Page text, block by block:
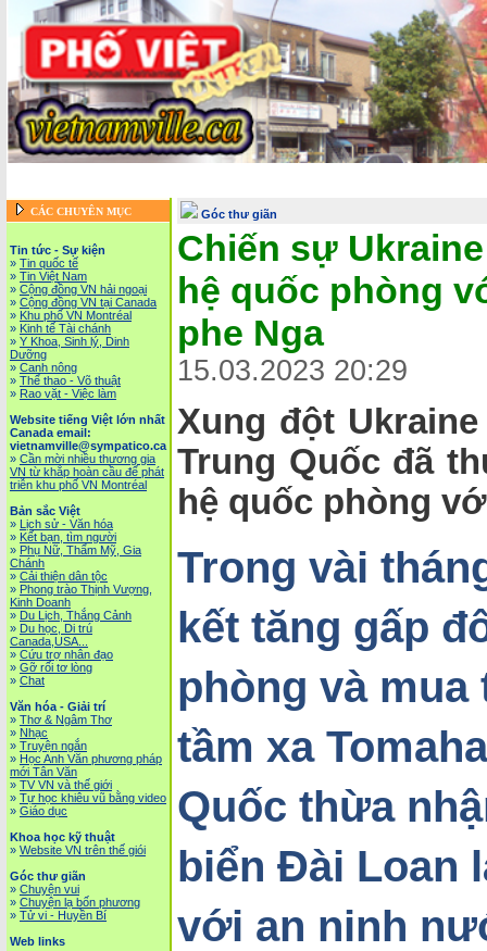
CÁC CHUYÊN MỤC
Tin tức - Sự kiện
» Tin quốc tế
» Tin Việt Nam
» Cộng đồng VN hải ngoại
» Cộng đồng VN tại Canada
» Khu phố VN Montréal
» Kinh tế Tài chánh
» Y Khoa, Sinh lý, Dinh
Dưỡng
» Canh nông
» Thể thao - Võ thuật
» Rao vặt - Việc làm
Website tiếng Việt lớn nhất
Canada email:
vietnamville@sympatico.ca
» Cần mời nhiều thương gia
VN từ khắp hoàn cầu để phát
triễn khu phố VN Montréal
Bản sắc Việt
» Lịch sử - Văn hóa
» Kết bạn, tìm người
» Phụ Nữ, Thẩm Mỹ, Gia
Chánh
» Cải thiện dân tộc
» Phong trào Thịnh Vượng,
Kinh Doanh
» Du Lịch, Thắng Cảnh
» Du học, Di trú
Canada,USA...
» Cứu trợ nhân đạo
» Gỡ rối tơ lòng
» Chat
Văn hóa - Giải trí
» Thơ & Ngâm Thơ
» Nhạc
» Truyện ngắn
» Học Anh Văn phương pháp
mới Tân Văn
» TV VN và thế giới
» Tự học khiêu vũ bằng video
» Giáo dục
Khoa học kỹ thuật
» Website VN trên thế giói
Góc thư giãn
» Chuyện vui
» Chuyện lạ bốn phương
» Tử vi - Huyền Bí
Web links
Góc thư giãn
Chiến sự
hệ quốc phòng
phe Nga
15.03.2023 20:29
Xung đột
Trung Quốc đã
hệ quốc phòng
Trong vài
kết tăng gấp
phòng và
tầm xa
Quốc thừa
biển Đài Loan
với an ninh